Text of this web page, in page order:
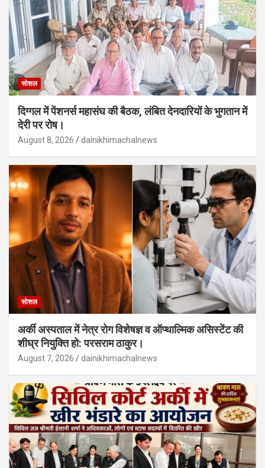
सोशल
दिग्गल में पेंशनर्स महासंघ की बैठक, लंबित देनदारियों के भुगतान में
देरी पर रोष।
August 8, 2026 dainikhimachalnews
सोशल
अर्की अस्पताल में नेत्र रोग विशेषज्ञ व ऑप्थाल्मिक असिस्टेंट की
शीघ्र नियुक्ति हो: परसराम ठाकुर।
August 7, 2026 dainikhimachalnews